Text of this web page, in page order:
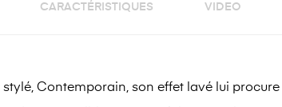
CARACTÉRISTIQUES VIDEO
Contemporain, son effet lavé lui